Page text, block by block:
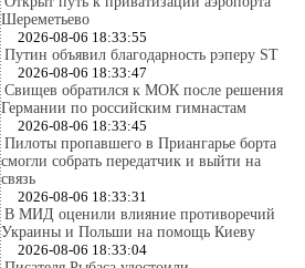
Шереметьево
2026-08-06 18:33:55
Путин объявил благодарность рэперу ST
2026-08-06 18:33:47
Свищев обратился к МОК после решения
Германии по российским гимнастам
2026-08-06 18:33:45
Пилоты пропавшего в Приангарье борта
смогли собрать передатчик и выйти на
связь
2026-08-06 18:33:31
В МИД оценили влияние противоречий
Украины и Польши на помощь Киеву
2026-08-06 18:33:04